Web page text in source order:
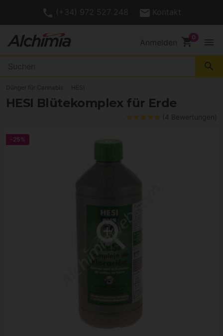
(+34) 972 527 248 Kontakt
Anmelden shopping_cart menu
search
Dünger für Cannabis HESI
HESI Blütekomplex für Erde
(4 Bewertungen)
-25%